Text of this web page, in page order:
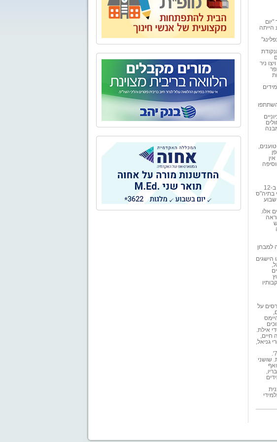
הייתה
ניר
השתתפו
שבוע החינוך - שבוע החינוך יתקיים בירושלים בשבוע שבו מצוין יום ירושלים, החל ב-12
בתיה"ס
שבוע
אלו.
למבחן
הישגים
פרסים על
גניאל,
שושני